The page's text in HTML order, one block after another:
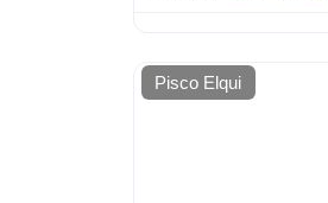
Pisco Elqui